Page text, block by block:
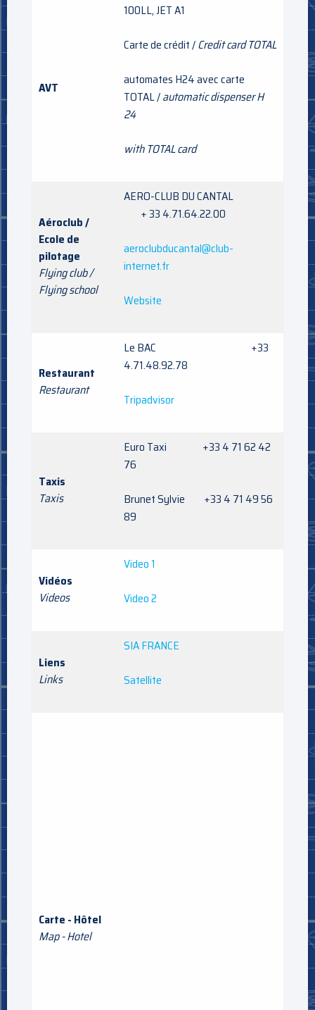
AVT
100LL, JET A1
Carte de crédit /Credit card TOTAL
automates H24 avec carte
TOTAL /automatic dispenser H
24
with TOTAL card
Aéroclub /
Ecole de
pilotage
Flying club /
Flying school
AERO-CLUB DU CANTAL
+ 33 4.71.64.22.00
aeroclubducantal@club-
internet.fr
Website
Restaurant
Restaurant
Le BAC +33
4.71.48.92.78
Tripadvisor
Taxis
Taxis
Euro Taxi +33 4 71 62 42
76
Brunet Sylvie +33 4 71 49 56
89
Vidéos
Videos
Video 1
Video 2
Liens
Links
SIA FRANCE
Satellite
Carte - Hôtel
Map - Hotel